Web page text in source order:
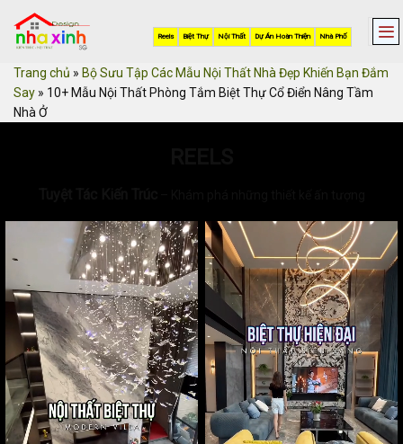
content
Trang chủ » Bộ Sưu Tập Các Mẫu Nội Thất Nhà Đẹp Khiến Bạn Đắm
Say » 10+ Mẫu Nội Thất Phòng Tắm Biệt Thự Cổ Điển Nâng Tầm
Nhà Ở
Nhà Phố
Dự Án Hoàn Thiện
Nội Thất
Biệt Thự
Reels